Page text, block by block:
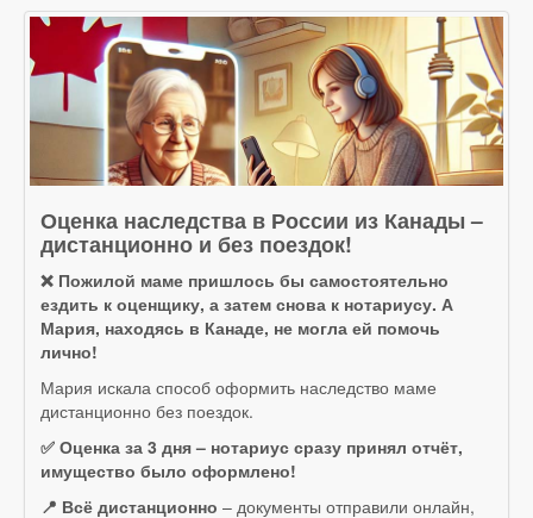
Оценка наследства в России из Канады –
дистанционно и без поездок!
❌ Пожилой маме пришлось бы самостоятельно
ездить к оценщику, а затем снова к нотариусу. А
Мария, находясь в Канаде, не могла ей помочь
лично!
Мария искала способ оформить наследство маме
дистанционно без поездок.
✅ Оценка за 3 дня – нотариус сразу принял отчёт,
имущество было оформлено!
📍 Всё дистанционно – документы отправили онлайн,